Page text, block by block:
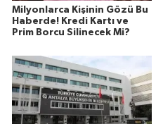
Milyonlarca Kişinin Gözü Bu
Haberde! Kredi Kartı ve
Prim Borcu Silinecek Mi?